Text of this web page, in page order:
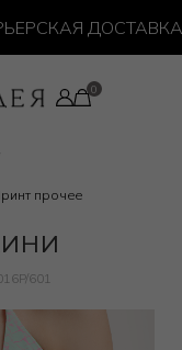
ДОСТАВКА ОТ
прочее
601